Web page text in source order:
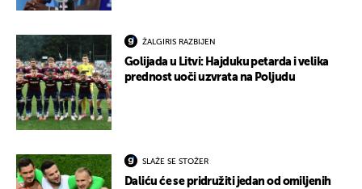
ŽALGIRIS RAZBIJEN
Golijada u Litvi: Hajduku petarda i velika
prednost uoči uzvrata na Poljudu
SLAŽE SE STOŽER
Daliću će se pridružiti jedan od omiljenih